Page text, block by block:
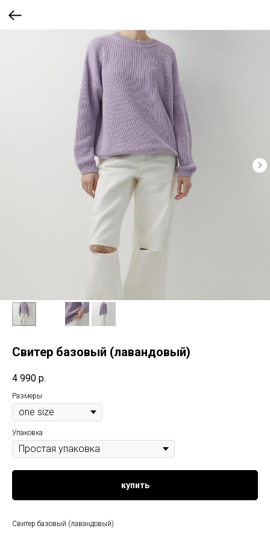
Свитер базовый (лавандовый)
4 990 р.
Размеры
Упаковка
купить
Свитер базовый (лавандовый)